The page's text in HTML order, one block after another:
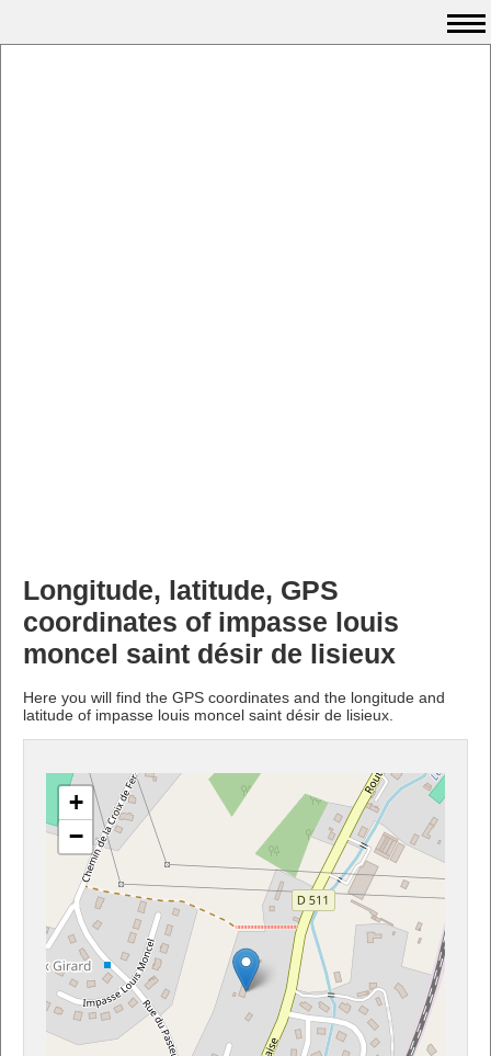
Longitude, latitude, GPS
coordinates of impasse louis
moncel saint désir de lisieux
Here you will find the GPS coordinates and the longitude and
latitude of impasse louis moncel saint désir de lisieux.
+
−